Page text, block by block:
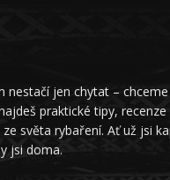
nestačí jen chytat –
praktické tipy, recenze
světa rybaření. Ať už jsi
jsi doma.